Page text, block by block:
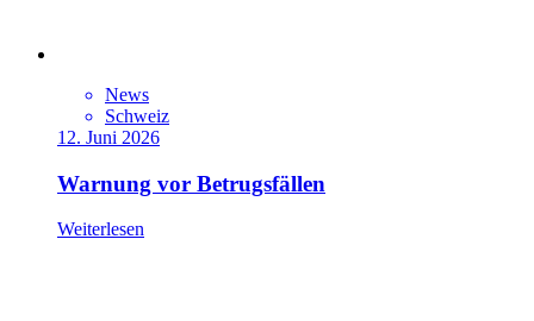
News
Schweiz
12. Juni 2026
Warnung vor Betrugsfällen
Weiterlesen